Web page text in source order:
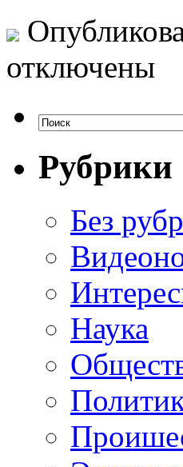
отключены
Рубрики
Без
Наука